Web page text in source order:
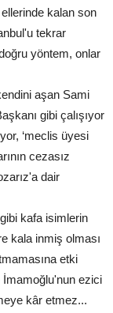
kalan son
tekrar
yöntem, onlar
aşan Sami
gibi çalışıyor
‘meclis üyesi
cezasız
dair
kafa isimlerin
kala inmiş olması
etki
ezici
kâr etmez...